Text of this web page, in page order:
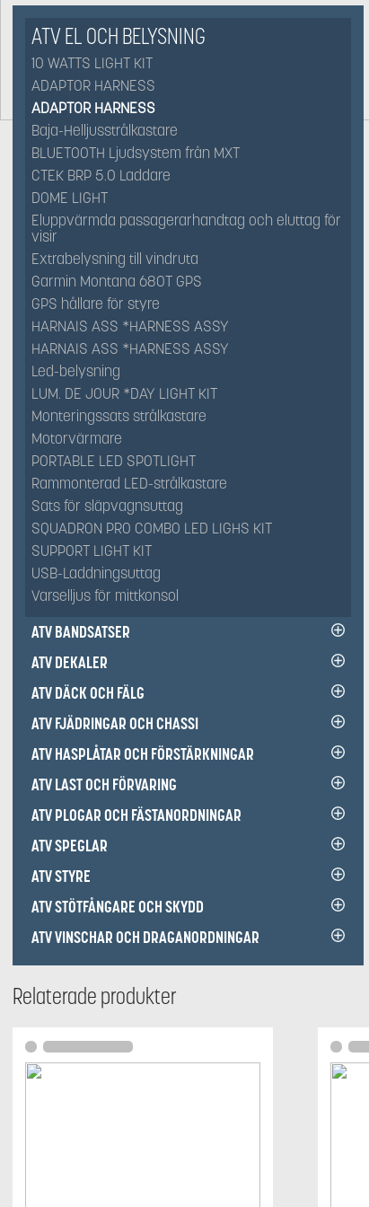
ATV EL OCH BELYSNING
10 WATTS LIGHT KIT
ADAPTOR HARNESS
ADAPTOR HARNESS
Baja-Helljusstrålkastare
BLUETOOTH Ljudsystem från MXT
CTEK BRP 5.0 Laddare
DOME LIGHT
Eluppvärmda passagerarhandtag och eluttag för
visir
Extrabelysning till vindruta
Garmin Montana 680T GPS
GPS hållare för styre
HARNAIS ASS *HARNESS ASSY
HARNAIS ASS *HARNESS ASSY
Led-belysning
LUM. DE JOUR *DAY LIGHT KIT
Monteringssats strålkastare
Motorvärmare
PORTABLE LED SPOTLIGHT
Rammonterad LED-strålkastare
Sats för släpvagnsuttag
SQUADRON PRO COMBO LED LIGHS KIT
SUPPORT LIGHT KIT
USB-Laddningsuttag
Varselljus för mittkonsol
ATV BANDSATSER
ATV DEKALER
ATV DÄCK OCH FÄLG
ATV FJÄDRINGAR OCH CHASSI
ATV HASPLÅTAR OCH FÖRSTÄRKNINGAR
ATV LAST OCH FÖRVARING
ATV PLOGAR OCH FÄSTANORDNINGAR
ATV SPEGLAR
ATV STYRE
ATV STÖTFÅNGARE OCH SKYDD
ATV VINSCHAR OCH DRAGANORDNINGAR
Relaterade produkter